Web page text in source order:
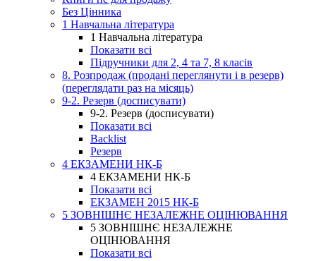
Без Цінника
1 Навчальна література
1 Навчальна література
Показати всі
Підручники для 2, 4 та 7, 8 класів
8. Розпродаж (продані переглянути і в резерв)
(переглядати раз на місяць)
9-2. Резерв (досписувати)
9-2. Резерв (досписувати)
Показати всі
Backlist
Резерв
4 ЕКЗАМЕНИ НК-Б
4 ЕКЗАМЕНИ НК-Б
Показати всі
ЕКЗАМЕН 2015 НК-Б
5 ЗОВНІШНЄ НЕЗАЛЕЖНЕ ОЦІНЮВАННЯ
5 ЗОВНІШНЄ НЕЗАЛЕЖНЕ
ОЦІНЮВАННЯ
Показати всі